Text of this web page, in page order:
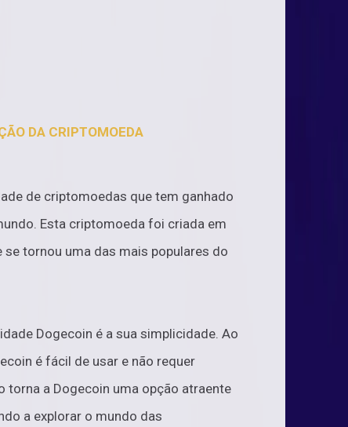
DA CRIPTOMOEDA
de criptomoedas que tem ganhado
Esta criptomoeda foi criada em
tornou uma das mais populares do
Dogecoin é a sua simplicidade. Ao
é fácil de usar e não requer
a Dogecoin uma opção atraente
a explorar o mundo das